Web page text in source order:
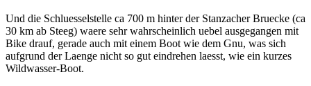
Und die Schluesselstelle ca 700 m hinter der Stanzacher Bruecke (ca
30 km ab Steeg) waere sehr wahrscheinlich uebel ausgegangen mit
Bike drauf, gerade auch mit einem Boot wie dem Gnu, was sich
aufgrund der Laenge nicht so gut eindrehen laesst, wie ein kurzes
Wildwasser-Boot.